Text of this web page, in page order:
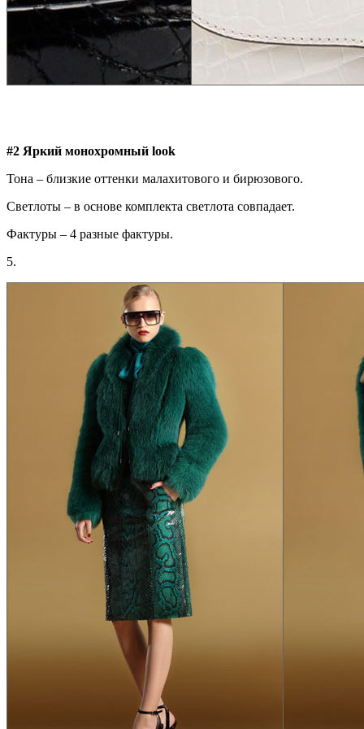
#2 Яркий монохромный look
Тона – близкие оттенки малахитового и бирюзового.
Светлоты – в основе комплекта светлота совпадает.
Фактуры – 4 разные фактуры.
5.